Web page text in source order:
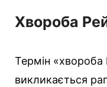
Хвороба
Термін
викликається